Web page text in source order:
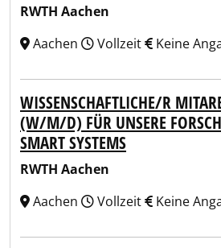
RWTH Aachen
Aachen
Vollzeit Keine
WISSENSCHAFTLICHE/R
(W/M/D) FÜR UNSERE
SMART SYSTEMS
RWTH Aachen
Aachen
Vollzeit Keine